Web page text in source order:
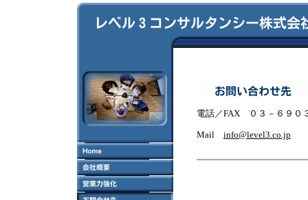
電話／FAX ０３－６９０
Mail info@level3.co.jp